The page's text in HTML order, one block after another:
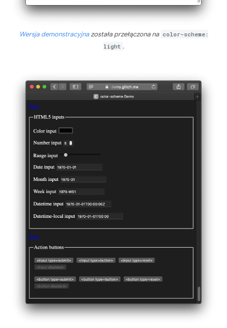
Wersja demonstracyjnazostała przełączona na color-scheme:
light .